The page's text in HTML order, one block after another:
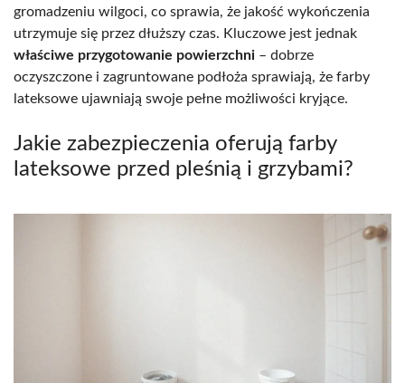
gromadzeniu wilgoci, co sprawia, że jakość wykończenia
utrzymuje się przez dłuższy czas. Kluczowe jest jednak
właściwe przygotowanie powierzchni – dobrze
oczyszczone i zagruntowane podłoża sprawiają, że farby
lateksowe ujawniają swoje pełne możliwości kryjące.
Jakie zabezpieczenia oferują farby
lateksowe przed pleśnią i grzybami?